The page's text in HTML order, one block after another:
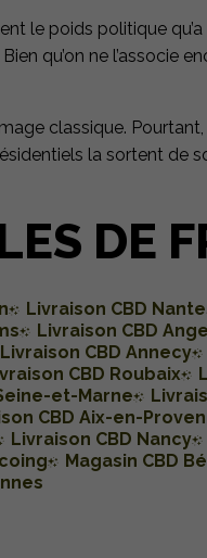
le poids politique
qu’on ne l’associe
classique. Pourtant,
la sortent de
DE
Livraison CBD
Livraison CBD
Livraison CBD Annecy
CBD Roubaix
et-Marne
CBD Aix-en-
Livraison CBD Nancy
Magasin CBD